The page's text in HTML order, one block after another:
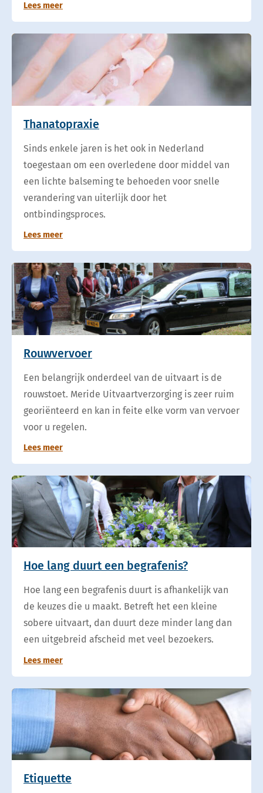
Lees meer
Thanatopraxie
Sinds enkele jaren is het ook in Nederland
toegestaan om een overledene door middel van
een lichte balseming te behoeden voor snelle
verandering van uiterlijk door het
ontbindingsproces.
Lees meer
Rouwvervoer
Een belangrijk onderdeel van de uitvaart is de
rouwstoet. Meride Uitvaartverzorging is zeer ruim
georiënteerd en kan in feite elke vorm van vervoer
voor u regelen.
Lees meer
Hoe lang duurt een begrafenis?
Hoe lang een begrafenis duurt is afhankelijk van
de keuzes die u maakt. Betreft het een kleine
sobere uitvaart, dan duurt deze minder lang dan
een uitgebreid afscheid met veel bezoekers.
Lees meer
Etiquette